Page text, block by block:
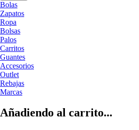
Bolas
Zapatos
Ropa
Bolsas
Palos
Carritos
Guantes
Accesorios
Outlet
Rebajas
Marcas
Añadiendo al carrito...